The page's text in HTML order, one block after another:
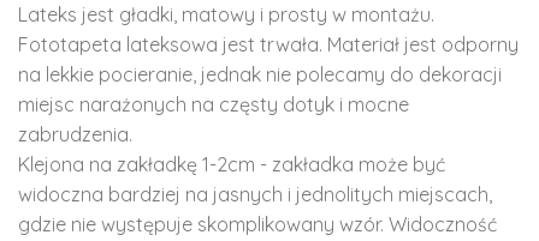
Lateks jest gładki, matowy i prosty w montażu.
Fototapeta lateksowa jest trwała. Materiał jest odporny
na lekkie pocieranie, jednak nie polecamy do dekoracji
miejsc narażonych na częsty dotyk i mocne
zabrudzenia.
Klejona na zakładkę 1-2cm - zakładka może być
widoczna bardziej na jasnych i jednolitych miejscach,
gdzie nie występuje skomplikowany wzór. Widoczność